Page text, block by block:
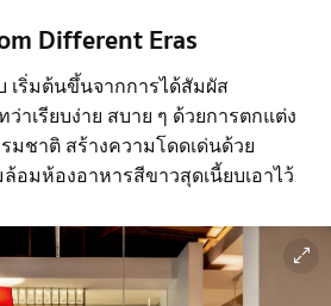
Different Eras
เริ่มต้นขึ้นจากการได้สัมผัส
าเรียบง่าย สบาย ๆ ด้วยการตกแต่ง
มชาติ สร้างความโดดเด่นด้วย
อมห้องอาหารสีขาวสุดเนี้ยบเอาไว้